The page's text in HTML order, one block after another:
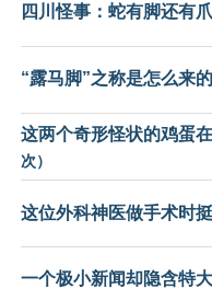
四川怪事：蛇有脚还有
“露马脚”之称是怎么来的
这两个奇形怪状的鸡蛋
次）
这位外科神医做手术时
一个极小新闻却隐含特